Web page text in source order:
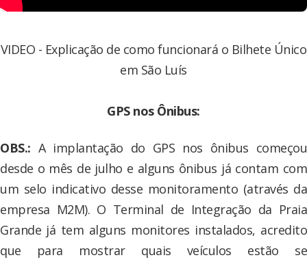
VIDEO - Explicação de como funcionará o Bilhete Único
em São Luís
GPS nos Ônibus:
OBS.: A implantação do GPS nos ônibus começou
desde o mês de julho e alguns ônibus já contam com
um selo indicativo desse monitoramento (através da
empresa M2M). O Terminal de Integração da Praia
Grande já tem alguns monitores instalados, acredito
que para mostrar quais veículos estão se